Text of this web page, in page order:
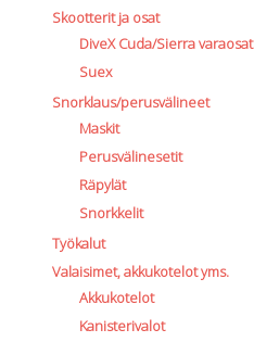
Skootterit ja osat
DiveX Cuda/Sierra varaosat
Suex
Snorklaus/perusvälineet
Maskit
Perusvälinesetit
Räpylät
Snorkkelit
Työkalut
Valaisimet, akkukotelot yms.
Akkukotelot
Kanisterivalot